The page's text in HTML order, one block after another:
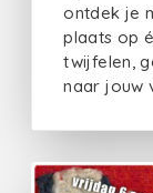
ontdek je
plaats op
twijfelen,
naar jouw